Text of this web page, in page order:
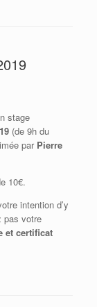
stage
(de 9h du
par Pierre
10€.
intention d’y
pas votre
et certificat